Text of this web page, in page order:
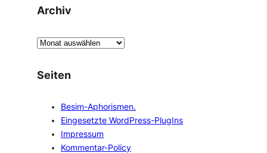
Archiv
A
c
h
Seiten
Besim-Aphorismen.
Eingesetzte WordPress-PlugIns
Impressum
Kommentar-Policy